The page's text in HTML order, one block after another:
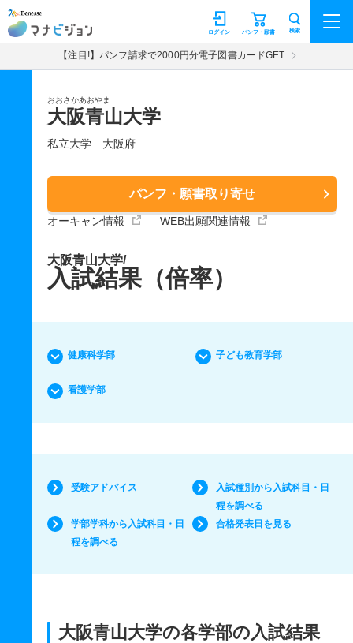
マナビジョン パンフ・願書
ログイン 検索
【注目!】パンフ請求で2000円分電子図書カードGET
おおさかあおやま
大阪青山大学
私立大学 大阪府
パンフ・願書取り寄せ
オーキャン情報 WEB出願関連情報
大阪青山大学/
入試結果（倍率）
健康科学部 子ども教育学部
看護学部
受験アドバイス
入試種別から入試科目・日
程を調べる
学部学科から入試科目・日
程を調べる
合格発表日を見る
大阪青山大学の各学部の入試結果